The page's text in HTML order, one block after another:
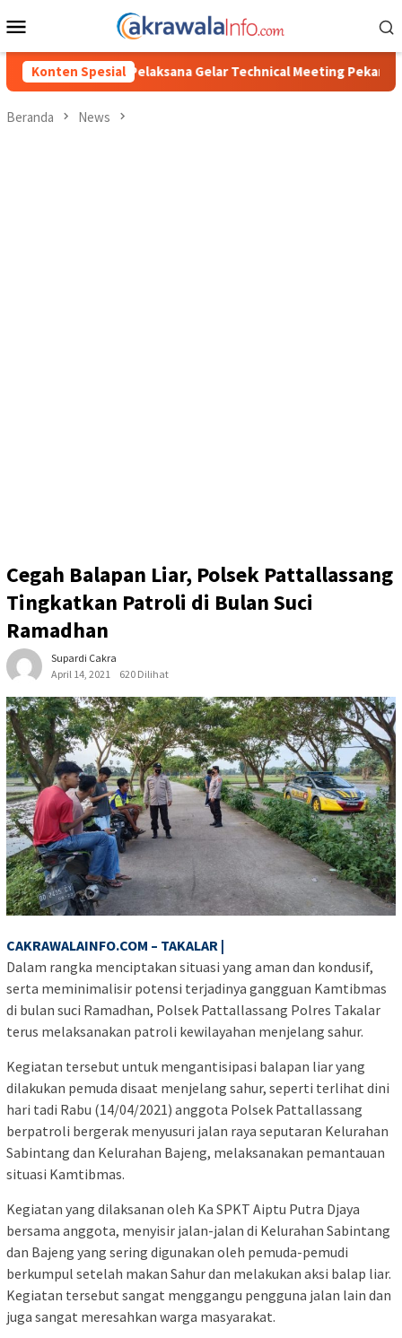
ke
Mobile
Konten Spesial
Gelar Technical Meeting Pekan Olahraga Tingkat Kecamatan
Beranda News
Cegah Balapan Liar, Polsek Pattallassang
Tingkatkan Patroli di Bulan Suci
Ramadhan
Supardi Cakra
April 14, 2021
620 Dilihat
CAKRAWALAINFO.COM – TAKALAR |
Dalam rangka menciptakan situasi yang aman dan kondusif,
serta meminimalisir potensi terjadinya gangguan Kamtibmas
di bulan suci Ramadhan, Polsek Pattallassang Polres Takalar
terus melaksanakan patroli kewilayahan menjelang sahur.
Kegiatan tersebut untuk mengantisipasi balapan liar yang
dilakukan pemuda disaat menjelang sahur, seperti terlihat dini
hari tadi Rabu (14/04/2021) anggota Polsek Pattallassang
berpatroli bergerak menyusuri jalan raya seputaran Kelurahan
Sabintang dan Kelurahan Bajeng, melaksanakan pemantauan
situasi Kamtibmas.
Kegiatan yang dilaksanan oleh Ka SPKT Aiptu Putra Djaya
bersama anggota, menyisir jalan-jalan di Kelurahan Sabintang
dan Bajeng yang sering digunakan oleh pemuda-pemudi
berkumpul setelah makan Sahur dan melakukan aksi balap liar.
Kegiatan tersebut sangat menggangu pengguna jalan lain dan
juga sangat meresahkan warga masyarakat.